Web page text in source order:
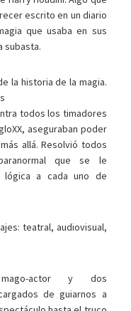
escrito en un diario
que usaba en sus
subasta.
la historia de la magia.
todos los timadores
aseguraban poder
allá. Resolvió todos
que se le
lógica a cada uno de
teatral, audiovisual,
actor y dos
de guiarnos a